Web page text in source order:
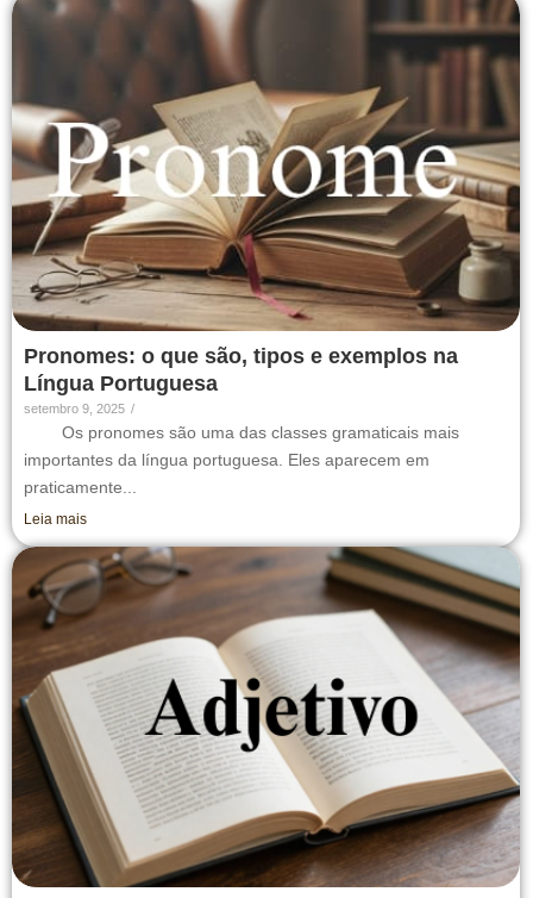
Pronomes: o que são, tipos e exemplos na
Língua Portuguesa
setembro 9, 2025 /
Os pronomes são uma das classes gramaticais mais
importantes da língua portuguesa. Eles aparecem em
praticamente...
Leia mais